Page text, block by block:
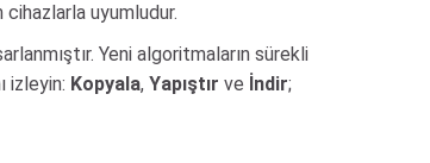
cihazlarla uyumludur.
Yeni algoritmaların sürekli
izleyin: Kopyala, Yapıştır ve İndir;